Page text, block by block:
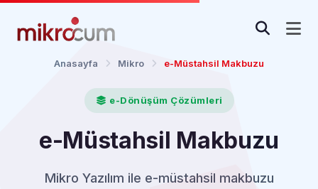
Anasayfa Mikro e-Müstahsil Makbuzu
e-Dönüşüm Çözümleri
e-Müstahsil Makbuzu
Mikro Yazılım ile e-müstahsil makbuzu